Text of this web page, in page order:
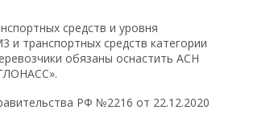
средств и уровня
транспортных средств категории
обязаны оснастить АСН
РФ №2216 от 22.12.2020